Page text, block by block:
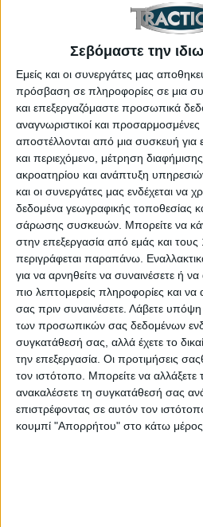
Σεβόμαστε την
Εμείς και οι συνεργάτες μας
πρόσβαση σε πληροφορίες σε μια
και επεξεργαζόμαστε προσωπικά
αναγνωριστικοί και
αποστέλλονται από μια συσκευή για
και περιεχόμενο, μέτρηση
ακροατηρίου και ανάπτυξη
και οι συνεργάτες μας ενδέχεται να
δεδομένα γεωγραφικής τοποθεσίας
σάρωσης συσκευών. Μπορείτε να
στην επεξεργασία από εμάς και
περιγράφεται παραπάνω.
για να αρνηθείτε να συναινέσετε ή
πιο λεπτομερείς πληροφορίες και να
σας πριν συναινέσετε. Λάβετε υπόψη
των προσωπικών σας δεδομένων
συγκατάθεσή σας, αλλά έχετε το
την επεξεργασία. Οι προτιμήσεις
τον ιστότοπο. Μπορείτε να αλλάξετε
ανακαλέσετε τη συγκατάθεσή σας
επιστρέφοντας σε αυτόν τον
κουμπί "Απορρήτου" στο κάτω μέρος
Με κίνηση στους εμπρός ή
τροχούς
Στην έκδοση με κίνηση
Ford Kuga Hybrid αποδίδει
τετρακίνητη (AWD) 183
ταυτόχρονα, πέρα από πολύ
καυσίμου και αυτονομία 900
κορυφαίες για την
Συγκεκριμένα, η τελική
εκδόσεις του νέου Kuga